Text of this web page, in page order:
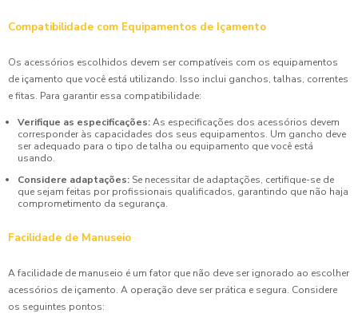
Compatibilidade com Equipamentos de Içamento
Os acessórios escolhidos devem ser compatíveis com os equipamentos
de içamento que você está utilizando. Isso inclui ganchos, talhas, correntes
e fitas. Para garantir essa compatibilidade:
Verifique as especificações:As especificações dos acessórios devem
corresponder às capacidades dos seus equipamentos. Um gancho deve
ser adequado para o tipo de talha ou equipamento que você está
usando.
Considere adaptações: Se necessitar de adaptações, certifique-se de
que sejam feitas por profissionais qualificados, garantindo que não haja
comprometimento da segurança.
Facilidade de Manuseio
A facilidade de manuseio é um fator que não deve ser ignorado ao escolher
acessórios de içamento. A operação deve ser prática e segura. Considere
os seguintes pontos: